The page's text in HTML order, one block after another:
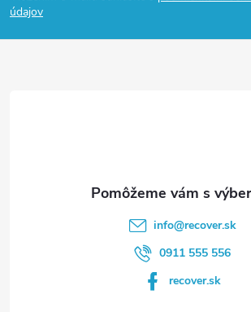
púdajov
info@recover.sk
0911 555 556
recover.sk